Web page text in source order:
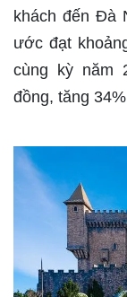
khách đến Đà
ước đạt
cùng kỳ năm
đồng, tăng